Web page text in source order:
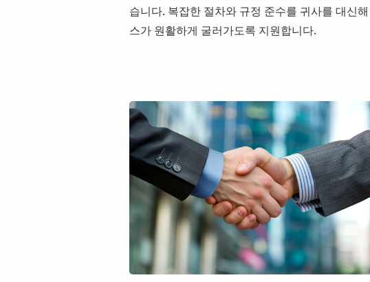
습니다. 복잡한 절차와 규정 준수를 귀사를 대신
스가 원활하게 굴러가도록 지원합니다.